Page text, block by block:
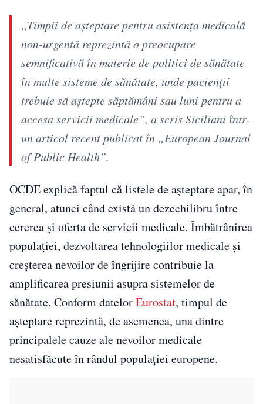
„Timpii de așteptare pentru asistența medicală
non-urgentă reprezintă o preocupare
semnificativă în materie de politici de sănătate
în multe sisteme de sănătate, unde pacienții
trebuie să aștepte săptămâni sau luni pentru a
accesa servicii medicale”, a scris Siciliani într-
un articol recent publicat în „European Journal
of Public Health”.
OCDE explică faptul că listele de așteptare apar, în
general, atunci când există un dezechilibru între
cererea și oferta de servicii medicale. Îmbătrânirea
populației, dezvoltarea tehnologiilor medicale și
creșterea nevoilor de îngrijire contribuie la
amplificarea presiunii asupra sistemelor de
sănătate. Conform datelorEurostat, timpul de
așteptare reprezintă, de asemenea, una dintre
principalele cauze ale nevoilor medicale
nesatisfăcute în rândul populației europene.